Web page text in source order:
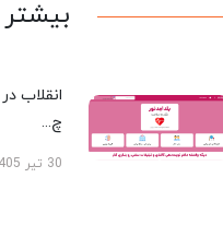
بیشتر
انقلاب
چ...
30 تیر 1405